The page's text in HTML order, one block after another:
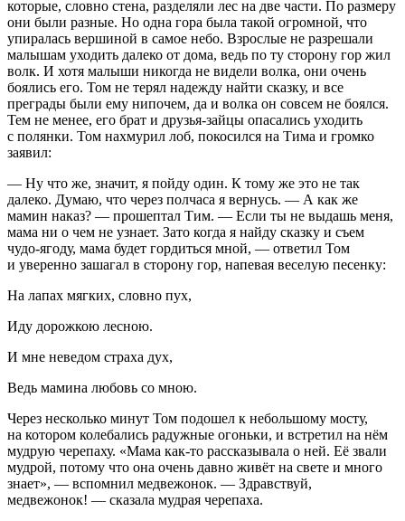
которые, словно стена, разделяли лес на две части. По размеру
они были разные. Но одна гора была такой огромной, что
упиралась вершиной в самое небо. Взрослые не разрешали
малышам уходить далеко от дома, ведь по ту сторону гор жил
волк. И хотя малыши никогда не видели волка, они очень
боялись его. Том не терял надежду найти сказку, и все
преграды были ему нипочем, да и волка он совсем не боялся.
Тем не менее, его брат и друзья-зайцы опасались уходить
с полянки. Том нахмурил лоб, покосился на Тима и громко
заявил:
— Ну что же, значит, я пойду один. К тому же это не так
далеко. Думаю, что через полчаса я вернусь. — А как же
мамин наказ? — прошептал Тим. — Если ты не выдашь меня,
мама ни о чем не узнает. Зато когда я найду сказку и съем
чудо-ягоду, мама будет гордиться мной, — ответил Том
и уверенно зашагал в сторону гор, напевая веселую песенку:
На лапах мягких, словно пух,
Иду дорожкою лесною.
И мне неведом страха дух,
Ведь мамина любовь со мною.
Через несколько минут Том подошел к небольшому мосту,
на котором колебались радужные огоньки, и встретил на нём
мудрую черепаху. «Мама как-то рассказывала о ней. Её звали
мудрой, потому что она очень давно живёт на свете и много
знает», — вспомнил медвежонок. — Здравствуй,
медвежонок! — сказала мудрая черепаха.